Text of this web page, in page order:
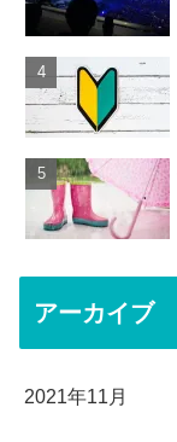
アーカイブ
2021年11月